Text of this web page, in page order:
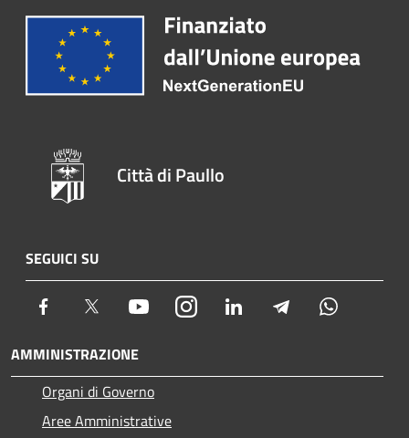
Città di Paullo
SEGUICI SU
Facebook Twitter YoutubeInstagram LinkedIn Telegram
AMMINISTRAZIONE
Organi di Governo
Aree Amministrative